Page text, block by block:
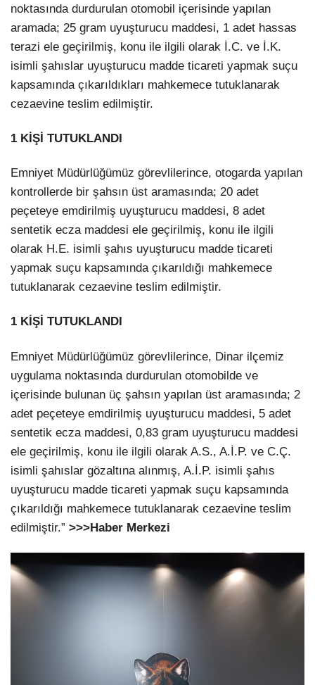
noktasında durdurulan otomobil içerisinde yapılan
aramada; 25 gram uyuşturucu maddesi, 1 adet hassas
terazi ele geçirilmiş, konu ile ilgili olarak İ.C. ve İ.K.
isimli şahıslar uyuşturucu madde ticareti yapmak suçu
kapsamında çıkarıldıkları mahkemece tutuklanarak
cezaevine teslim edilmiştir.
1 KİŞİ TUTUKLANDI
Emniyet Müdürlüğümüz görevlilerince, otogarda yapılan
kontrollerde bir şahsın üst aramasında; 20 adet
peçeteye emdirilmiş uyuşturucu maddesi, 8 adet
sentetik ecza maddesi ele geçirilmiş, konu ile ilgili
olarak H.E. isimli şahıs uyuşturucu madde ticareti
yapmak suçu kapsamında çıkarıldığı mahkemece
tutuklanarak cezaevine teslim edilmiştir.
1 KİŞİ TUTUKLANDI
Emniyet Müdürlüğümüz görevlilerince, Dinar ilçemiz
uygulama noktasında durdurulan otomobilde ve
içerisinde bulunan üç şahsın yapılan üst aramasında; 2
adet peçeteye emdirilmiş uyuşturucu maddesi, 5 adet
sentetik ecza maddesi, 0,83 gram uyuşturucu maddesi
ele geçirilmiş, konu ile ilgili olarak A.S., A.İ.P. ve C.Ç.
isimli şahıslar gözaltına alınmış, A.İ.P. isimli şahıs
uyuşturucu madde ticareti yapmak suçu kapsamında
çıkarıldığı mahkemece tutuklanarak cezaevine teslim
edilmiştir.” >>>Haber Merkezi